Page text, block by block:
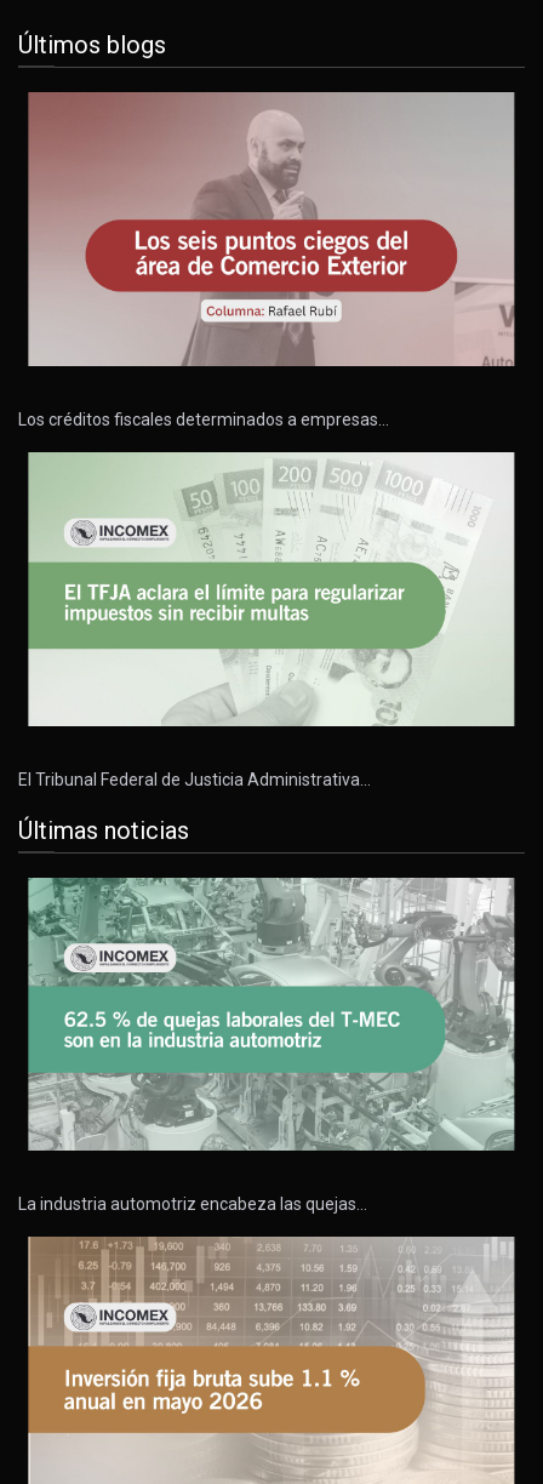
Últimos blogs
Los créditos fiscales determinados a empresas…
El Tribunal Federal de Justicia Administrativa…
Últimas noticias
La industria automotriz encabeza las quejas…